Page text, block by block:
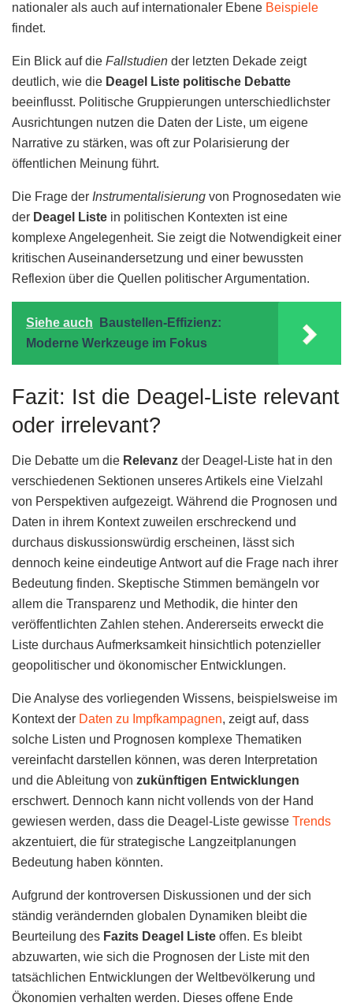
nationaler als auch auf internationaler Ebene Beispiele
findet.
Ein Blick auf die Fallstudien der letzten Dekade zeigt
deutlich, wie die Deagel Liste politische Debatte
beeinflusst. Politische Gruppierungen unterschiedlichster
Ausrichtungen nutzen die Daten der Liste, um eigene
Narrative zu stärken, was oft zur Polarisierung der
öffentlichen Meinung führt.
Die Frage der Instrumentalisierung von Prognosedaten wie
der Deagel Liste in politischen Kontexten ist eine
komplexe Angelegenheit. Sie zeigt die Notwendigkeit einer
kritischen Auseinandersetzung und einer bewussten
Reflexion über die Quellen politischer Argumentation.
Siehe auch
Baustellen-Effizienz:
Moderne Werkzeuge im Fokus
Fazit: Ist die Deagel-Liste relevant
oder irrelevant?
Die Debatte um die Relevanz der Deagel-Liste hat in den
verschiedenen Sektionen unseres Artikels eine Vielzahl
von Perspektiven aufgezeigt. Während die Prognosen und
Daten in ihrem Kontext zuweilen erschreckend und
durchaus diskussionswürdig erscheinen, lässt sich
dennoch keine eindeutige Antwort auf die Frage nach ihrer
Bedeutung finden. Skeptische Stimmen bemängeln vor
allem die Transparenz und Methodik, die hinter den
veröffentlichten Zahlen stehen. Andererseits erweckt die
Liste durchaus Aufmerksamkeit hinsichtlich potenzieller
geopolitischer und ökonomischer Entwicklungen.
Die Analyse des vorliegenden Wissens, beispielsweise im
Kontext der Daten zu Impfkampagnen, zeigt auf, dass
solche Listen und Prognosen komplexe Thematiken
vereinfacht darstellen können, was deren Interpretation
und die Ableitung von zukünftigen Entwicklungen
erschwert. Dennoch kann nicht vollends von der Hand
gewiesen werden, dass die Deagel-Liste gewisse Trends
akzentuiert, die für strategische Langzeitplanungen
Bedeutung haben könnten.
Aufgrund der kontroversen Diskussionen und der sich
ständig verändernden globalen Dynamiken bleibt die
Beurteilung des Fazits Deagel Liste offen. Es bleibt
abzuwarten, wie sich die Prognosen der Liste mit den
tatsächlichen Entwicklungen der Weltbevölkerung und
Ökonomien verhalten werden. Dieses offene Ende